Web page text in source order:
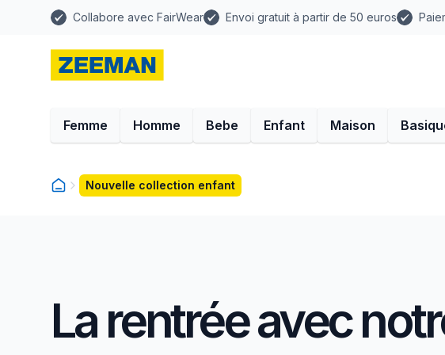
Collabore avec FairWear Envoi gratuit à partir de 50 euros
Femme Homme Bebe Enfant Maison
Nouvelle collection enfant
La rentrée avec